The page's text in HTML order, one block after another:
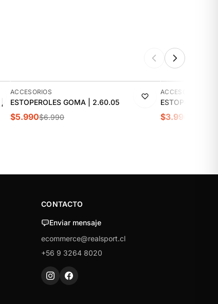
-14%
ACCESORIOS
ESTOPEROLES GOMA | 2.60.05
$5.990$6.990
-20%
ACCESORIOS
ESTOPEROLES
$3.990
CONTACTO
Enviar mensaje
ecommerce@realsport.cl
+56 9 3264 8020